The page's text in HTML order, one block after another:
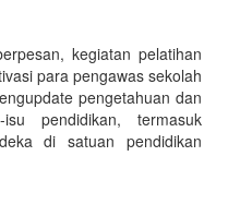
kegiatan pelatihan
para pengawas sekolah
pengetahuan dan
pendidikan, termasuk
di satuan pendidikan